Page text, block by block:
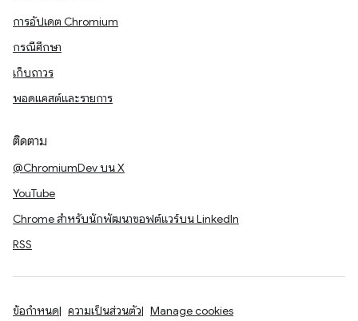
การอัปเดต Chromium
กรณีศึกษา
เก็บถาวร
พอดแคสต์และรายการ
ติดตาม
@ChromiumDev บน X
YouTube
Chrome สำหรับนักพัฒนาซอฟต์แวร์บน LinkedIn
RSS
ข้อกำหนด ความเป็นส่วนตัว Manage cookies